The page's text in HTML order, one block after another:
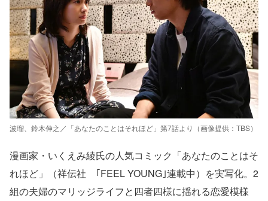
波瑠、鈴木伸之／「あなたのことはそれほど」第7話より（画像提供：TBS）
漫画家・いくえみ綾氏の人気コミック「あなたのことはそ
れほど」（祥伝社 ｢FEEL YOUNG｣連載中）を実写化。2
組の夫婦のマリッジライフと四者四様に揺れる恋愛模様